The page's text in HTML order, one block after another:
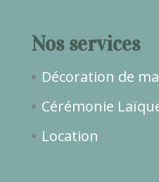
Nos services
Décoration de
Cérémonie
Location